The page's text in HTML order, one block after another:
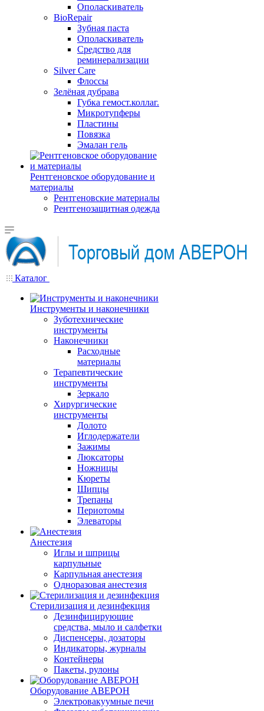
Ополаскиватель
BioRepair
Зубная паста
Ополаскиватель
Средство для
реминерализации
Silver Care
Флоссы
Зелёная дубрава
Губка гемост.коллаг.
Микротупферы
Пластины
Повязка
Эмалан гель
Рентгеновское оборудование и
материалы
Рентгеновские материалы
Рентгенозащитная одежда
Каталог
Инструменты и наконечники
Зуботехнические
инструменты
Наконечники
Расходные
материалы
Терапевтические
инструменты
Зеркало
Хирургические
инструменты
Долото
Иглодержатели
Зажимы
Люксаторы
Ножницы
Кюреты
Шипцы
Трепаны
Периотомы
Элеваторы
Анестезия
Иглы и шприцы
карпульные
Карпульная анестезия
Одноразовая анестезия
Стерилизация и дезинфекция
Дезинфицирующие
средства, мыло и салфетки
Диспенсеры, дозаторы
Индикаторы, журналы
Контейнеры
Пакеты, рулоны
Оборудование АВЕРОН
Электровакуумные печи